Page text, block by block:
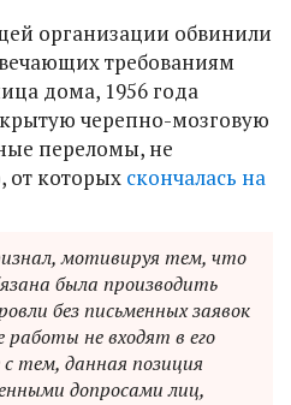
организации обвинили
требованиям
дома, 1956 года
черепно-мозговую
переломы, не
от которых скончалась на
мотивируя тем, что
была производить
без письменных заявок
не входят в его
тем, данная позиция
допросами лиц,